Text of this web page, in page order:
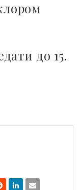
до 15.